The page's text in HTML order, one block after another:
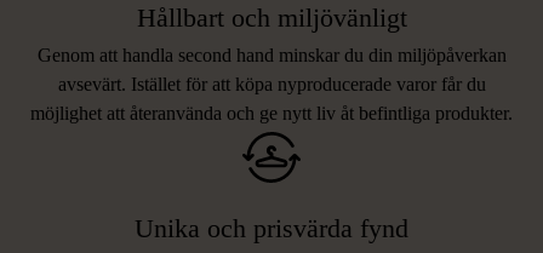
Hållbart och miljövänligt
Genom att handla second hand minskar du din miljöpåverkan
avsevärt. Istället för att köpa nyproducerade varor får du
möjlighet att återanvända och ge nytt liv åt befintliga produkter.
Unika och prisvärda fynd